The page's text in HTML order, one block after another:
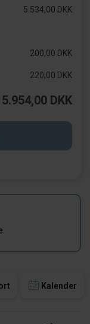
Kalender
5.534,00 DKK
200,00 DKK
220,00 DKK
5.954,00 DKK